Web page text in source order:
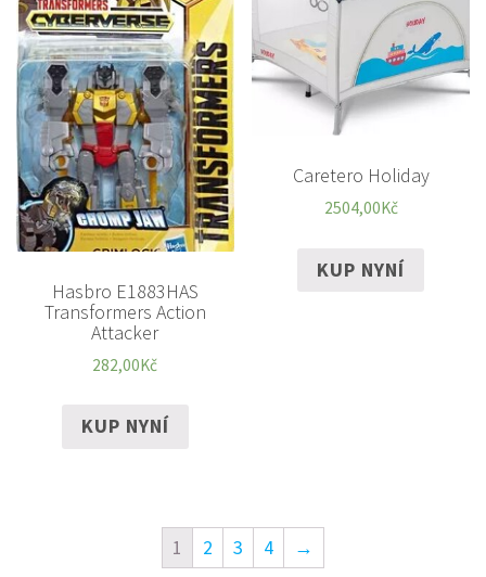
Hasbro E1883HAS
Transformers Action
Attacker
282,00Kč
KUP NYNÍ
Caretero Holiday
2504,00Kč
KUP NYNÍ
1 2 3 4 →